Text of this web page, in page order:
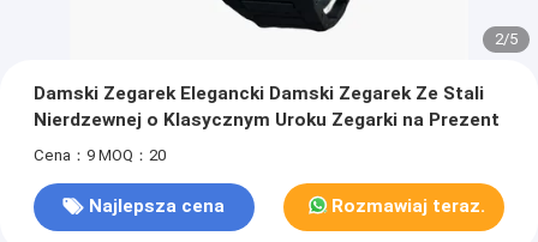
2/5
Damski Zegarek Elegancki Damski Zegarek Ze Stali
Nierdzewnej o Klasycznym Uroku Zegarki na Prezent
Cena：9 MOQ：20
Najlepsza cena Rozmawiaj teraz.